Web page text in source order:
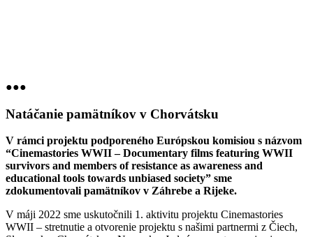
●●●
Natáčanie pamätníkov v Chorvátsku
V rámci projektu podporeného Európskou komisiou s názvom
“Cinemastories WWII – Documentary films featuring WWII
survivors and members of resistance as awareness and
educational tools towards unbiased society” sme
zdokumentovali pamätníkov v Záhrebe a Rijeke.
V máji 2022 sme uskutočnili 1. aktivitu projektu Cinemastories
WWII – stretnutie a otvorenie projektu s našimi partnermi z Čiech,